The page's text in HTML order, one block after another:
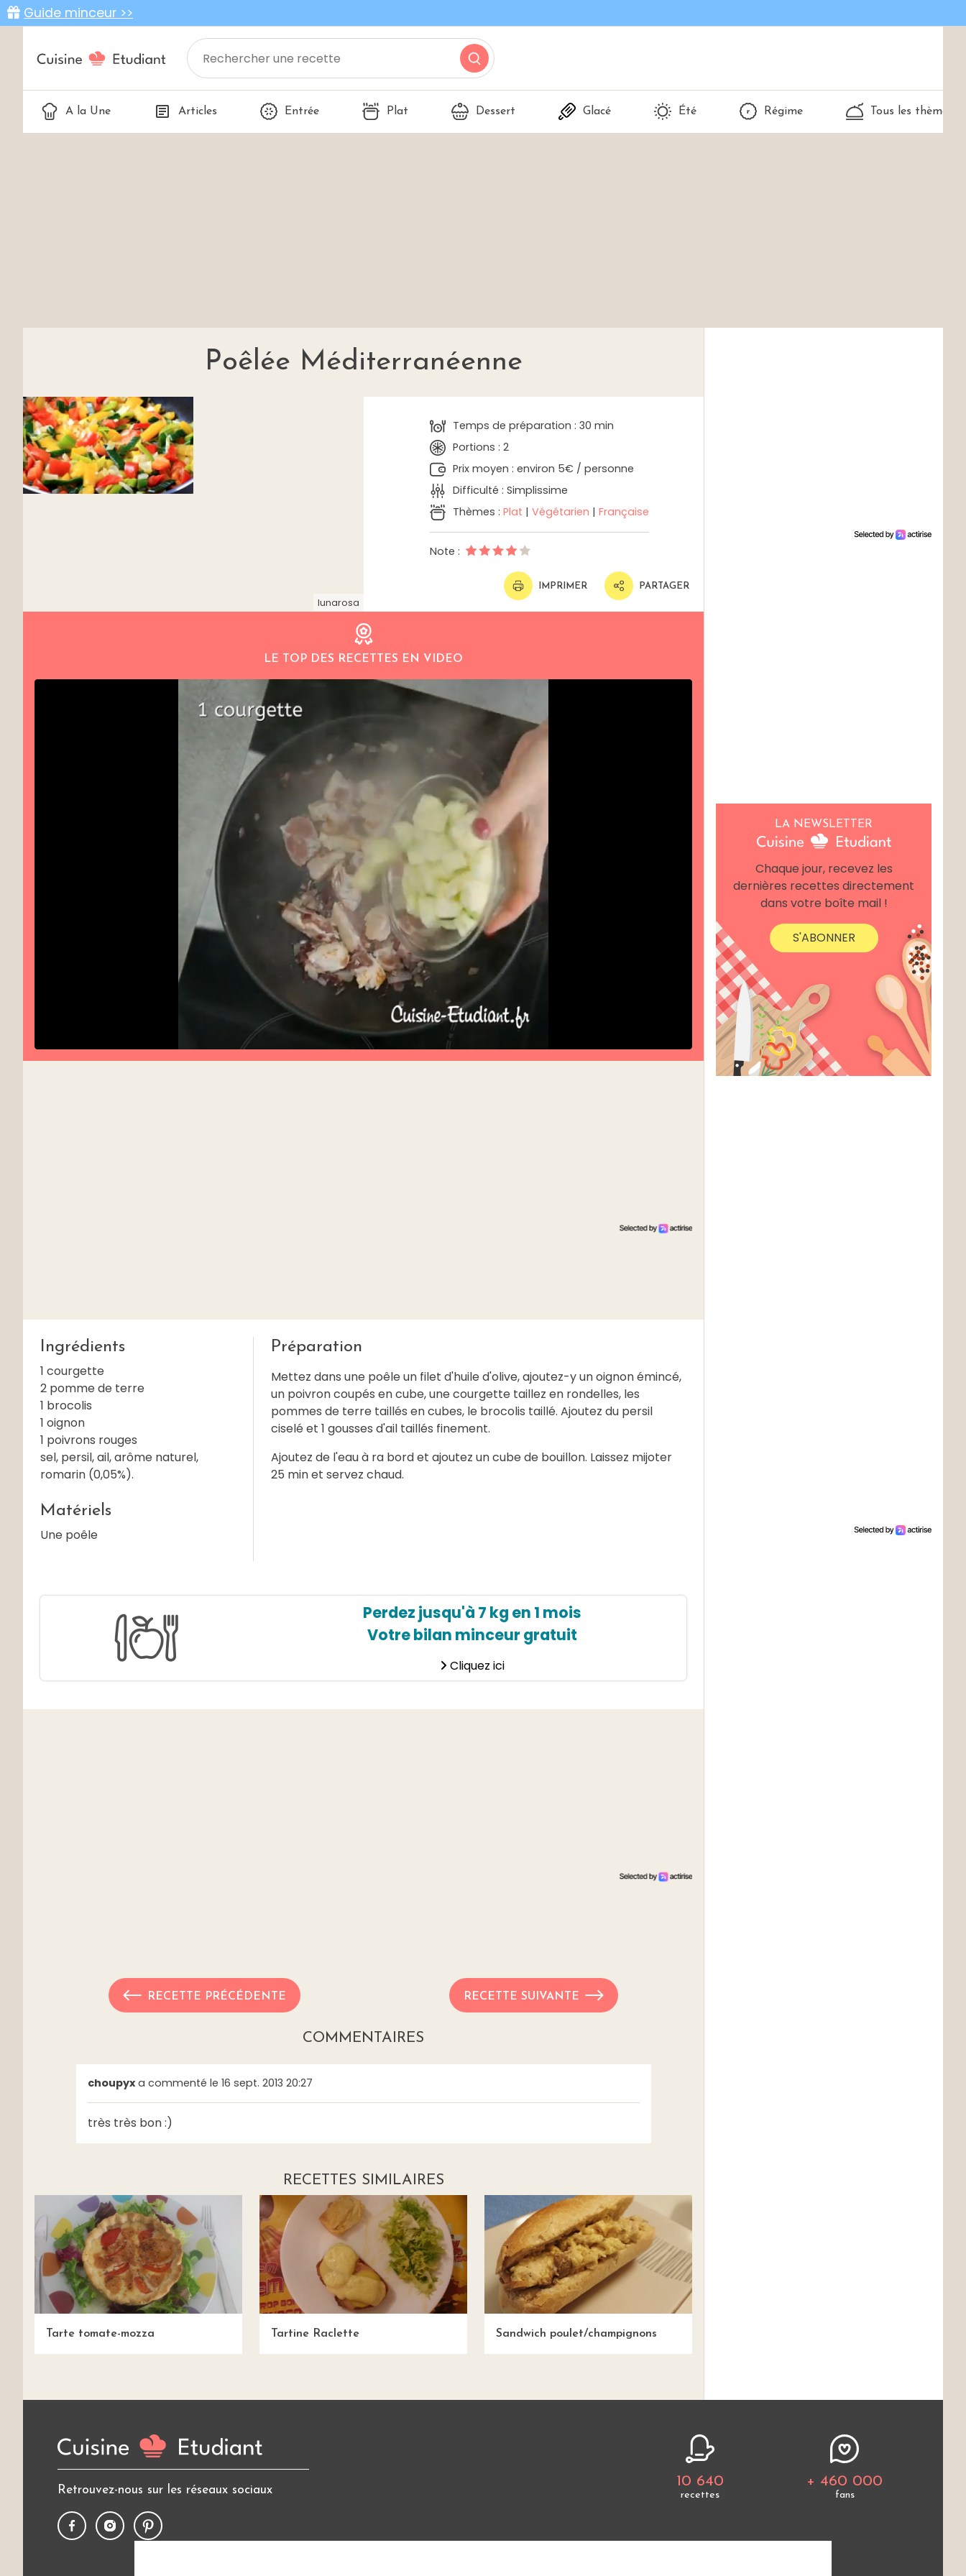
Guide minceur >>
A la Une Articles Entrée Plat Dessert Glacé Été Régime Tous les thèmes
Poêlée Méditerranéenne
lunarosa
Temps de préparation : 30 min
Portions : 2
Prix moyen : environ 5€ / personne
Difficulté : Simplissime
Thèmes : Plat | Végétarien | Française
Note :
IMPRIMER PARTAGER
LE TOP DES RECETTES EN VIDEO
Ingrédients
1 courgette
2 pomme de terre
1 brocolis
1 oignon
1 poivrons rouges
sel, persil, ail, arôme naturel,
romarin (0,05%).
Matériels
Une poêle
Préparation
Mettez dans une poêle un filet d'huile d'olive, ajoutez-y un oignon émincé,
un poivron coupés en cube, une courgette taillez en rondelles, les
pommes de terre taillés en cubes, le brocolis taillé. Ajoutez du persil
ciselé et 1 gousses d'ail taillés finement.
Ajoutez de l'eau à ra bord et ajoutez un cube de bouillon. Laissez mijoter
25 min et servez chaud.
Perdez jusqu'à 7 kg en 1 mois
Votre bilan minceur gratuit
Cliquez ici
RECETTE PRÉCÉDENTE RECETTE SUIVANTE
COMMENTAIRES
choupyxa commenté le 16 sept. 2013 20:27
très très bon :)
RECETTES SIMILAIRES
Tarte tomate-mozza Tartine Raclette Sandwich poulet/champignons
LA NEWSLETTER
Chaque jour, recevez les
dernières recettes directement
dans votre boîte mail !
S'ABONNER
Retrouvez-nous sur les réseaux sociaux
10 640
recettes
+ 460 000
fans